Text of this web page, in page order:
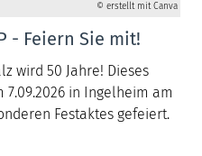
© erstellt mit Canva
- Feiern Sie mit!
wird 50 Jahre! Dieses
in Ingelheim am
Festaktes gefeiert.